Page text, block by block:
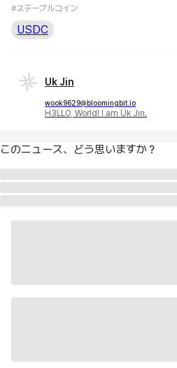
#ステーブルコイン
USDC
Uk Jin
wook9629@bloomingbit.io
H3LLO, World! I am Uk Jin.
このニュース、どう思いますか？